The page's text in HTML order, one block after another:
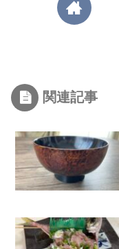
関連記事